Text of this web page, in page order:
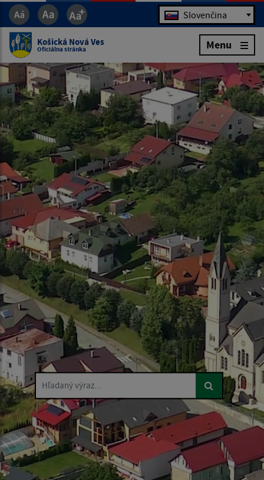
Jazyk Slovenčina
Košická Nová Ves
Oficiálna stránka Menu
Hľadaný výraz...